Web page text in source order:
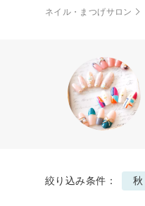
ネイル・まつげサロン
絞り込み条件： 秋